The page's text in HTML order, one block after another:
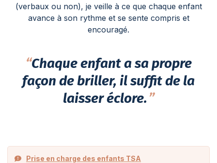
“Chaque enfant a sa propre
façon de briller, il suffit de la
laisser éclore. ”
(verbaux ou non), je veille à ce que chaque enfant
avance à son rythme et se sente compris et
encouragé.
Prise en charge des enfants TSA